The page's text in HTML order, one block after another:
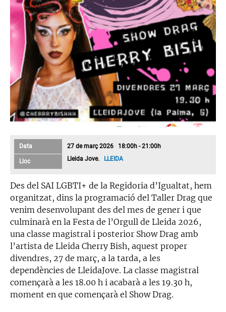
Data 27 de març 2026 18:00h - 21:00h
Lloc Lleida Jove. LLEIDA
Des del SAI LGBTI+ de la Regidoria d’Igualtat, hem
organitzat, dins la programació del Taller Drag que
venim desenvolupant des del mes de gener i que
culminarà en la Festa de l’Orgull de Lleida 2026,
una classe magistral i posterior Show Drag amb
l’artista de Lleida Cherry Bish, aquest proper
divendres, 27 de març, a la tarda, a les
dependències de LleidaJove. La classe magistral
començarà a les 18.00 h i acabarà a les 19.30 h,
moment en que començarà el Show Drag.